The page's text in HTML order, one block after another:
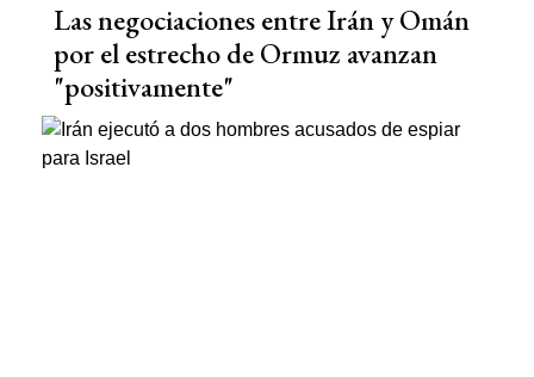
Las negociaciones entre Irán y Omán
por el estrecho de Ormuz avanzan
"positivamente"